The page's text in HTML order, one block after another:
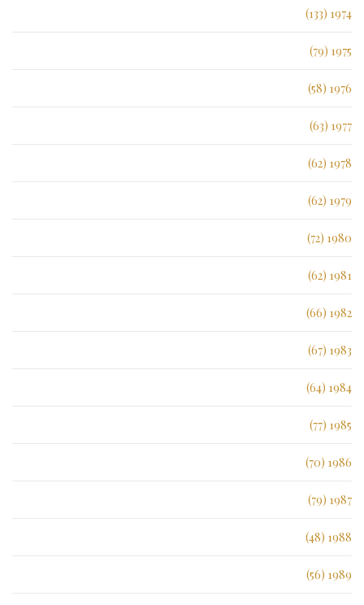
1974 (133)
1975 (79)
1976 (58)
1977 (63)
1978 (62)
1979 (62)
1980 (72)
1981 (62)
1982 (66)
1983 (67)
1984 (64)
1985 (77)
1986 (70)
1987 (79)
1988 (48)
1989 (56)